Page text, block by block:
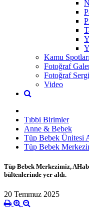
Kamu Spotları
Fotoğraf
Fotoğraf
Video
Tıbbi Birimler
Anne & Bebek
Tüp Bebek Ünitesi
Tüp Bebek
Tüp Bebek Merkezimiz,
bültenlerinde yer aldı.
20 Temmuz 2025